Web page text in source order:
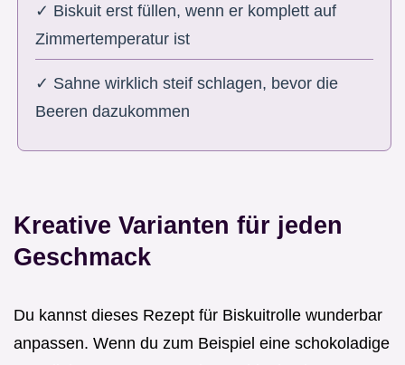
✓ Biskuit erst füllen, wenn er komplett auf
Zimmertemperatur ist
✓ Sahne wirklich steif schlagen, bevor die
Beeren dazukommen
Kreative Varianten für jeden
Geschmack
Du kannst dieses Rezept für Biskuitrolle wunderbar
anpassen. Wenn du zum Beispiel eine schokoladige